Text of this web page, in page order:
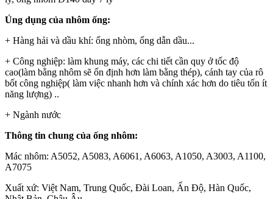
Úng dụng của nhôm ống:
+ Hàng hải và dầu khí: ống nhòm, ống dẫn dầu...
+ Công nghiệp: làm khung máy, các chi tiết cần quy ở tốc độ
cao(làm bằng nhôm sẽ ổn định hơn làm bằng thép), cánh tay của rô
bốt công nghiệp( làm việc nhanh hơn và chính xác hơn do tiêu tốn ít
năng lượng) ..
+ Ngành nước
Thông tin chung của ống nhôm:
Mác nhôm: A5052, A5083, A6061, A6063, A1050, A3003, A1100,
A7075
Xuất xứ: Việt Nam, Trung Quốc, Đài Loan, Ấn Độ, Hàn Quốc,